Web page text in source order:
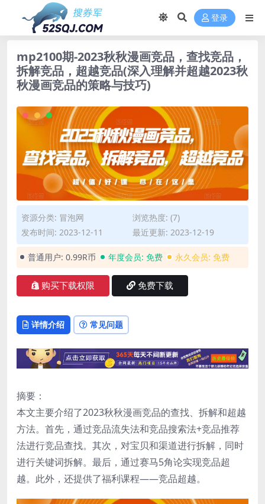
登录
mp2100期-2023秋秋漫画竞品，​查找竞品，
拆解竞品，超越竞品(深入理解并超越2023秋
秋漫画竞品的策略与技巧)
资源分类: 冒泡网
浏览热度: (7)
发布时间: 2023-12-11
最近更新: 2023-12-19
普通用户: 0.99R币 年度会员: 免费 永久会员: 免费
购买下载权限 免费下载
详情介绍 常见问题
摘要：
本文主要介绍了2023秋秋漫画竞品的查找、拆解和超越
方法。首先，通过竞品流失法和竞品搜索法+竞品推荐
法进行竞品查找。其次，对宝贝和渠道进行拆解，同时
进行关键词拆解。最后，通过赛马5角论实现竞品超
越。此外，还提供了福利课程——竞品超越。